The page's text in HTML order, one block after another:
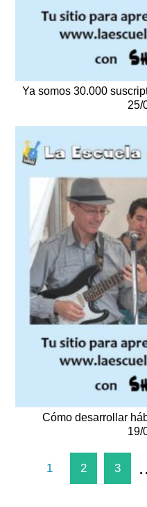
Ya somos 30.000
25/
Cómo desarrollar
19/
1 2 3